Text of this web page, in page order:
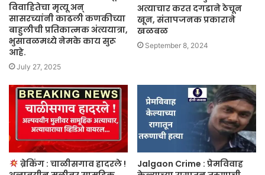
विवाहितेचा मृत्यू अन्
सासरच्यांनी काढली कणकीच्या
बाहुलीची प्रतिकात्मक अंत्ययात्रा,
भुसावळमध्ये नेमके काय सुरू
आहे.
July 27, 2025
अत्याचार करत दगडाने ठेचून
खून, संतापजनक प्रकाराने
खळबळ
September 8, 2024
ब्रेकिंग : चाळीसगाव हादरले !
Jalgaon Crime : प्रेमविवाह